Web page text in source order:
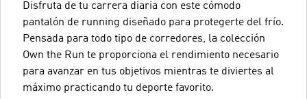
Disfruta de tu carrera diaria con este cómodo
pantalón de running diseñado para protegerte del frío.
Pensada para todo tipo de corredores, la colección
Own the Run te proporciona el rendimiento necesario
para avanzar en tus objetivos mientras te diviertes al
máximo practicando tu deporte favorito.